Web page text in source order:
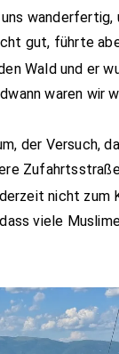
wanderfertig,
gut, führte
Wald und er
waren wir
der Versuch,
nicht zum
viele